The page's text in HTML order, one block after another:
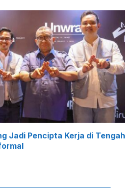
Jadi Pencipta Kerja di Tengah